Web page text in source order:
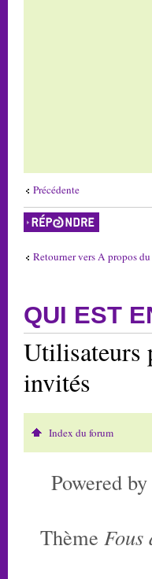
Précédente
Répondre
Retourner vers A propos
QUI EST
Utilisateurs
invités
Index du forum
Powered by
Thème